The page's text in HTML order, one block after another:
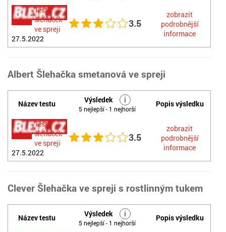
Test
šlehaček
ve spreji
27.5.2022
3.5
zobrazit
podrobnější
informace
Albert Šlehačka smetanová ve spreji
Název testu Výsledek i
5 nejlepší - 1 nejhorší
Popis výsledku
Test
šlehaček
ve spreji
27.5.2022
3.5
zobrazit
podrobnější
informace
Clever Šlehačka ve spreji s rostlinným tukem
Název testu Výsledek i
5 nejlepší - 1 nejhorší
Popis výsledku